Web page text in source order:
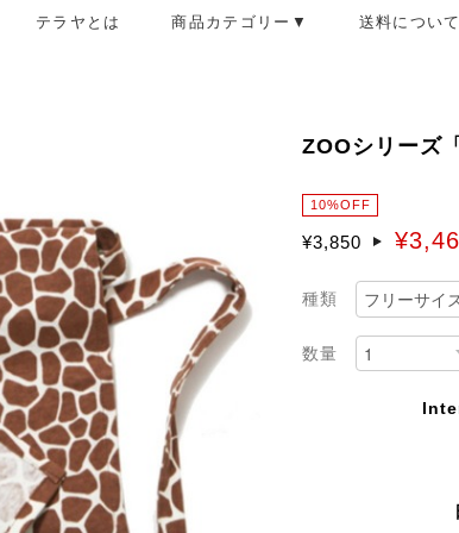
テラヤとは 商品カテゴリー▼ 送料について
ZOOシリーズ
10%OFF
¥3,850
種類
数量